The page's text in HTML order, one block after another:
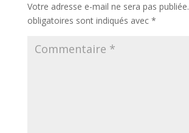
Votre adresse e-mail ne sera pas publiée.
obligatoires sont indiqués avec *